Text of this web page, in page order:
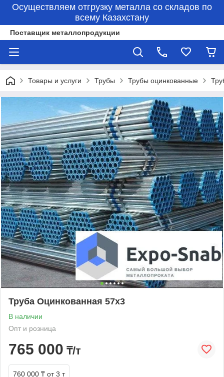
Осуществляем отгрузку металла со складов по
всему Казахстану
Поставщик металлопродукции
Товары и услуги Трубы Трубы оцинкованные
Труба Оцинкованная 57х3
В наличии
Опт и розница
765 000 ₸/т
760 000 ₸ от 3 т